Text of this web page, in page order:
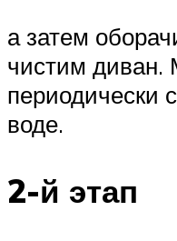
а затем
чистим
периодически
воде.
2-й этап